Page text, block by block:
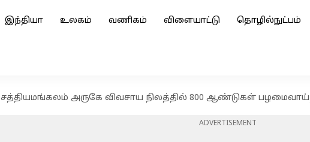
இந்தியா உலகம் வணிகம் விளையாட்டு தொழில்நுட்பம்
சத்தியமங்கலம் அருகே விவசாய நிலத்தில் 800 ஆண்டுகள்
ADVERTISEMENT